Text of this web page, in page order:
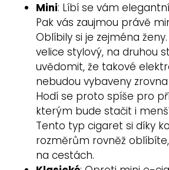
Mini: Líbí se vám
Pak vás zaujmou právě
Oblíbily si je zejména
velice stylový, na druhou
uvědomit, že takové
nebudou vybaveny
Hodí se proto spíše pro
kterým bude stačit i
Tento typ cigaret si díky
rozměrům rovněž
na cestách.